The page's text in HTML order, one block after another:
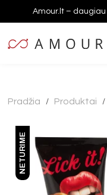
Amour.lt –
Pradžia / Produktai /
NETURIME